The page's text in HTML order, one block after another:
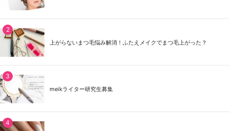
上がらないまつ毛悩み解消！ふたえメイクでまつ毛上がった？
meikライター研究生募集